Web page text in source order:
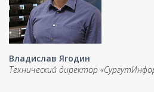
Владислав Ягодин
Технический директор